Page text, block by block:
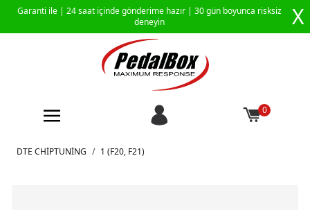
Garanti ile | 24 saat içinde gönderime hazır | 30 gün boyunca risksiz
deneyin
X
0
İçeriğe geç
DTE CHIPTUNING / 1 (F20, F21)